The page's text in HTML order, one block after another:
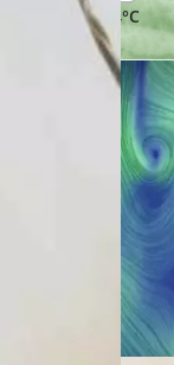
24°C
25°C